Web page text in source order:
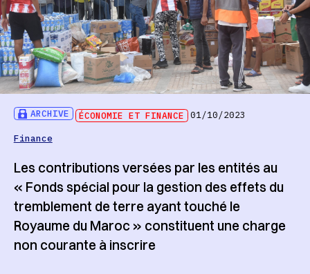
ARCHIVE ÉCONOMIE ET FINANCE 01/10/2023
Finance
Les contributions versées par les entités au
« Fonds spécial pour la gestion des effets du
tremblement de terre ayant touché le
Royaume du Maroc » constituent une charge
non courante à inscrire